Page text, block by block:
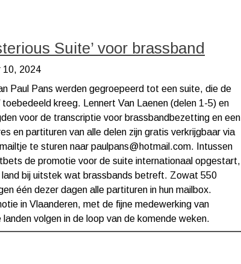
Suite’ voor brassband
10, 2024
Paul Pans werden gegroepeerd tot een suite, die de
toebedeeld kreeg. Lennert Van Laenen (delen 1-5) en
voor de transcriptie voor brassbandbezetting en een
en partituren van alle delen zijn gratis verkrijgbaar via
te sturen naar paulpans@hotmail.com. Intussen
de promotie voor de suite internationaal opgestart,
bij uitstek wat brassbands betreft. Zowat 550
één dezer dagen alle partituren in hun mailbox.
in Vlaanderen, met de fijne medewerking van
volgen in de loop van de komende weken.